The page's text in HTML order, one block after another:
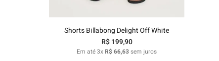
Adicionar ao carrinho
Shorts Billabong Delight Off White
R$ 199,90
Em até3xR$66,63sem juros